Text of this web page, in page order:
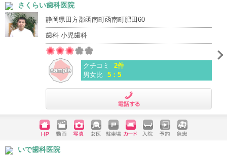
さくらい歯科医院
静岡県田方郡函南町函南町肥田60
歯科 小児歯科
クチコミ
2件
男女比 5：5
ホームペ
ージ
動画 写真 女医 駐車場
クレジッ
入院 予約 急患
いで歯科医院